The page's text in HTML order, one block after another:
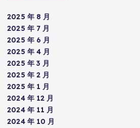
2025 年 8 月
2025 年 7 月
2025 年 6 月
2025 年 4 月
2025 年 3 月
2025 年 2 月
2025 年 1 月
2024 年 12 月
2024 年 11 月
2024 年 10 月